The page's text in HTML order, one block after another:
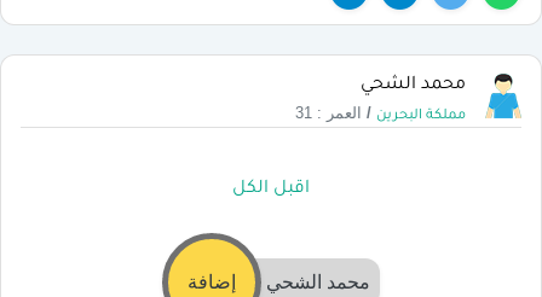
محمد الشحي
مملكة البحرين / العمر : 31
اقبل الكل
محمد الشحي إضافة